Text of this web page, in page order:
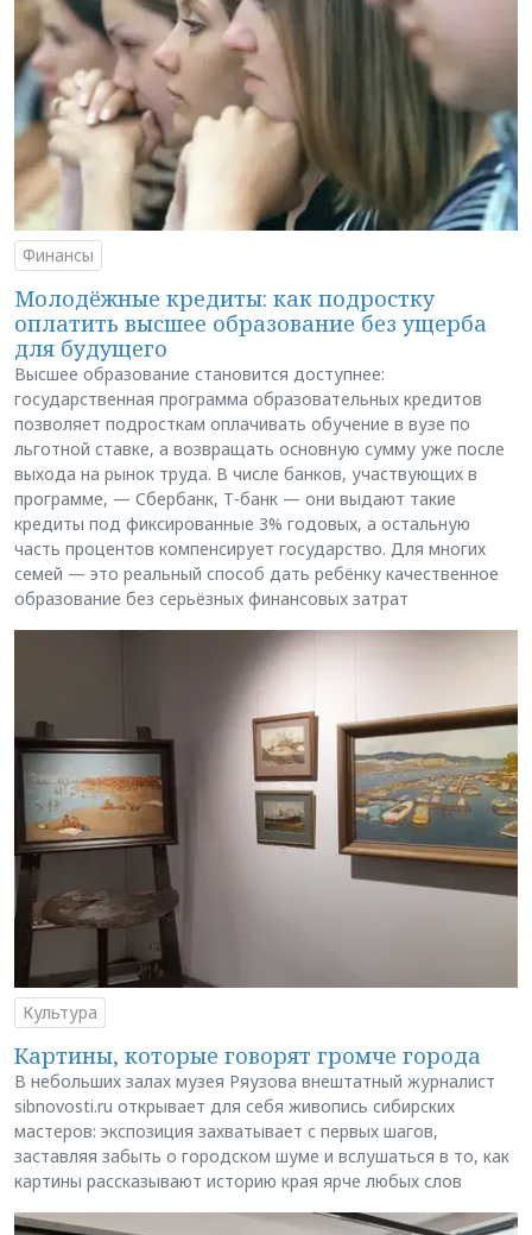
Финансы
Молодёжные кредиты: как подростку
оплатить высшее образование без ущерба
для будущего
Высшее образование становится доступнее:
государственная программа образовательных кредитов
позволяет подросткам оплачивать обучение в вузе по
льготной ставке, а возвращать основную сумму уже после
выхода на рынок труда. В числе банков, участвующих в
программе, — Сбербанк, Т-банк — они выдают такие
кредиты под фиксированные 3% годовых, а остальную
часть процентов компенсирует государство. Для многих
семей — это реальный способ дать ребёнку качественное
образование без серьёзных финансовых затрат
Культура
Картины, которые говорят громче города
В небольших залах музея Ряузова внештатный журналист
sibnovosti.ru открывает для себя живопись сибирских
мастеров: экспозиция захватывает с первых шагов,
заставляя забыть о городском шуме и вслушаться в то, как
картины рассказывают историю края ярче любых слов